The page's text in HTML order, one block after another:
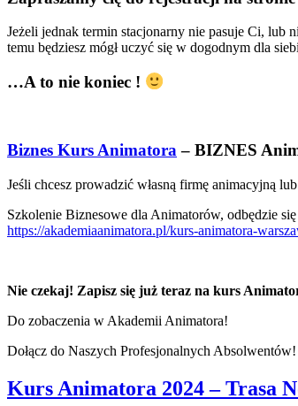
Jeżeli jednak termin stacjonarny nie pasuje Ci, lub
temu będziesz mógł uczyć się w dogodnym dla
…A to nie koniec !
Biznes Kurs Animatora– BIZNES
Jeśli chcesz prowadzić własną firmę animacyjną
Szkolenie Biznesowe dla Animatorów, odbędzie
https://akademiaanimatora.pl/kurs-animatora-
Nie czekaj! Zapisz się już teraz na kurs
Do zobaczenia w Akademii Animatora!
Dołącz do Naszych Profesjonalnych Absolwentów!
Kurs Animatora 2024 – Trasa